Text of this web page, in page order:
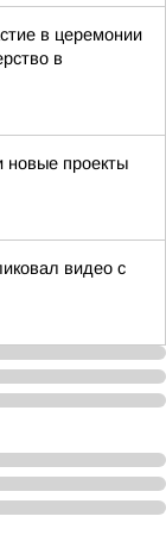
в церемонии
в
новые проекты
видео с